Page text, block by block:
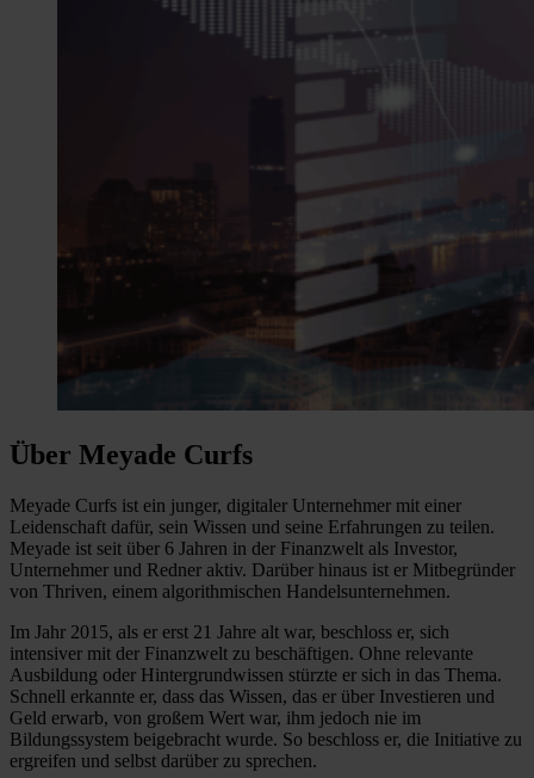
Über Meyade Curfs
Meyade Curfs ist ein junger, digitaler Unternehmer mit einer
Leidenschaft dafür, sein Wissen und seine Erfahrungen zu teilen.
Meyade ist seit über 6 Jahren in der Finanzwelt als Investor,
Unternehmer und Redner aktiv. Darüber hinaus ist er Mitbegründer
von Thriven, einem algorithmischen Handelsunternehmen.
Im Jahr 2015, als er erst 21 Jahre alt war, beschloss er, sich
intensiver mit der Finanzwelt zu beschäftigen. Ohne relevante
Ausbildung oder Hintergrundwissen stürzte er sich in das Thema.
Schnell erkannte er, dass das Wissen, das er über Investieren und
Geld erwarb, von großem Wert war, ihm jedoch nie im
Bildungssystem beigebracht wurde. So beschloss er, die Initiative zu
ergreifen und selbst darüber zu sprechen.